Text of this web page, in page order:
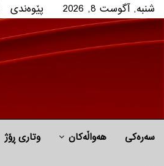
شنبه, آگوست 8, 2026 پێوه‌ندی
سەرەکی هه‌واڵه‌کان وتاری ڕۆژ